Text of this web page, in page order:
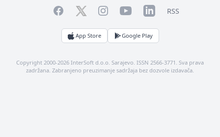
FacebookTwitterInstagramYouTubeLinkedInRSS
App Store Google Play
Copyright 2000-2026 InterSoft d.o.o. Sarajevo. ISSN 2566-3771. Sva prava
zadržana. Zabranjeno preuzimanje sadržaja bez dozvole izdavača.